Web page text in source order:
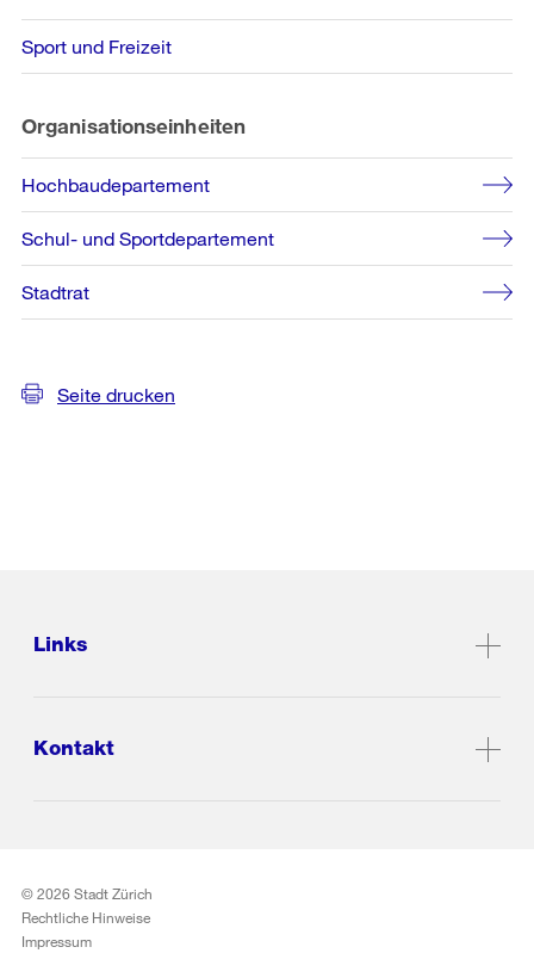
Sport und Freizeit
Organisationseinheiten
Hochbaudepartement
Schul- und Sportdepartement
Stadtrat
Seite drucken
Links
Kontakt
© 2026 Stadt Zürich
Rechtliche Hinweise
Impressum